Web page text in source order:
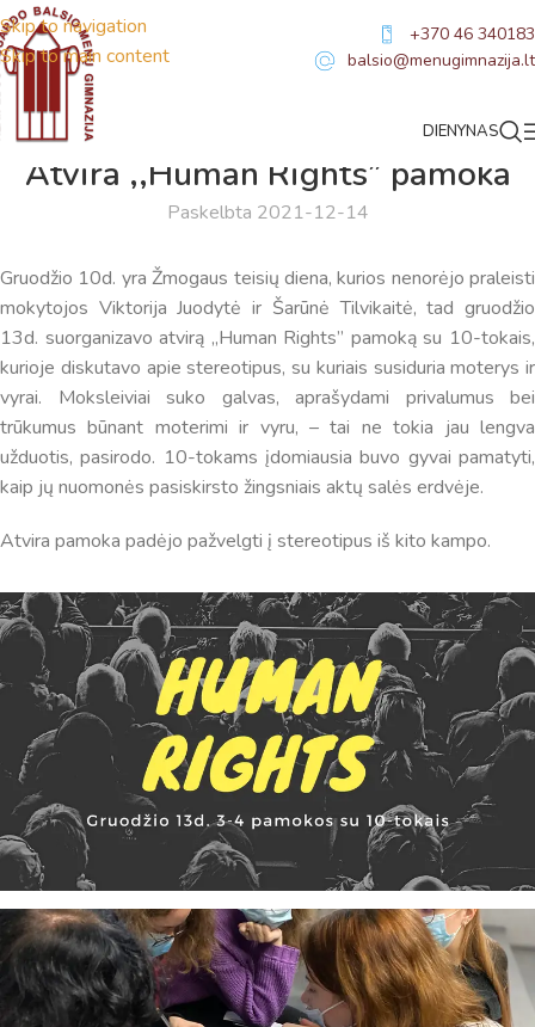
Skip to navigation
Skip to main content
+370 46 340183
balsio@menugimnazija.lt
DIENYNAS
Atvira ,,Human Rights” pamoka
Paskelbta 2021-12-14
Gruodžio 10d. yra Žmogaus teisių diena, kurios nenorėjo praleisti
mokytojos Viktorija Juodytė ir Šarūnė Tilvikaitė, tad gruodžio
13d. suorganizavo atvirą ,,Human Rights” pamoką su 10-tokais,
kurioje diskutavo apie stereotipus, su kuriais susiduria moterys ir
vyrai. Moksleiviai suko galvas, aprašydami privalumus bei
trūkumus būnant moterimi ir vyru, – tai ne tokia jau lengva
užduotis, pasirodo. 10-tokams įdomiausia buvo gyvai pamatyti,
kaip jų nuomonės pasiskirsto žingsniais aktų salės erdvėje.
Atvira pamoka padėjo pažvelgti į stereotipus iš kito kampo.
Sveiki! Taip, aš esu virtualus. Tačiau dirbtinis intelektas
suteikia man galimybę ne tik analizuoti Jūsų klausimą, bet
dar tobulai atsimenu visą šioje svetainėje pateiktą
informaciją. Jei visgi man pritrūks išmanumo - pateiksiu
Jums reikiamus kontaktus, kur galėsite pasiklausti
atsakingo specialisto.
Taigi... kuo galėčiau Jums padėti?